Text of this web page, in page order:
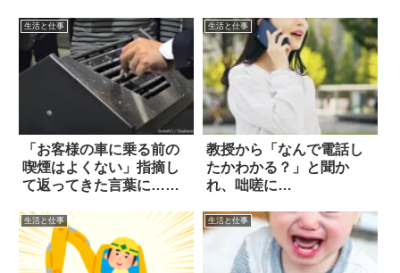
生活と仕事
「お客様の車に乗る前の
喫煙はよくない」指摘し
て返ってきた言葉に…
生活と仕事
教授から「なんで電話し
たかわかる？」と聞か
れ、咄嗟に…
生活と仕事 生活と仕事